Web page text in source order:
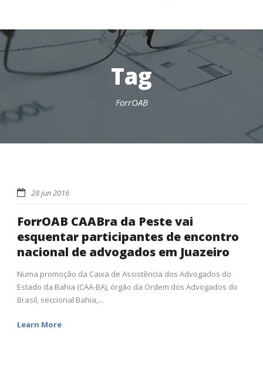
Tag
ForrOAB
28 jun 2016
ForrOAB CAABra da Peste vai
esquentar participantes de encontro
nacional de advogados em Juazeiro
Numa promoção da Caixa de Assistência dos Advogados do
Estado da Bahia (CAA-BA), órgão da Ordem dos Advogados do
Brasil, seccional Bahia,...
Learn More